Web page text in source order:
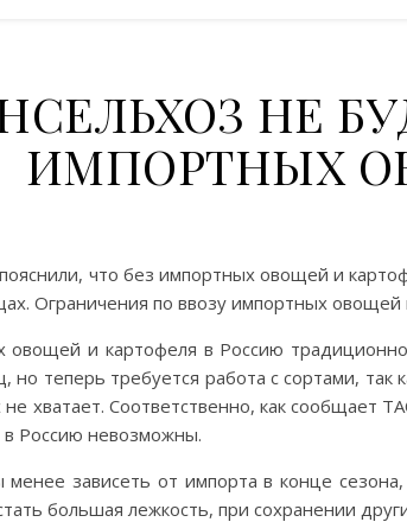
НЕ
ИМПОРТНЫХ
что без импортных овощей и
Ограничения по ввозу импортных овощей
овощей и картофеля в Россию
теперь требуется работа с сортами, так
хватает. Соответственно, как сообщает
в Россию невозможны.
менее зависеть от импорта в конце
большая лежкость, при сохранении